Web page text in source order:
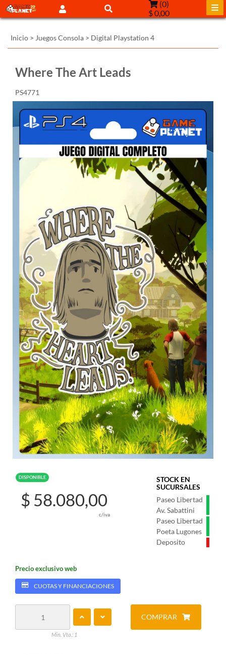
(0)
$ 0,00
Inicio > Juegos Consola > Digital Playstation 4
Where The Art Leads
PS4771
DISPONIBLE
STOCK EN
SUCURSALES
Paseo Libertad
Av. Sabattini
Paseo Libertad
Poeta Lugones
Deposito
$ 58.080,00
c/iva
Precio exclusivo web
CUOTAS Y FINANCIACIONES
Min. Vta.: 1
COMPRAR